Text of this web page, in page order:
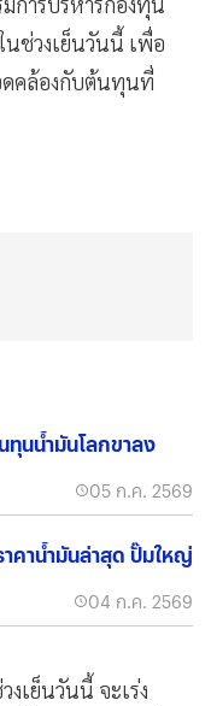
ช่วงเย็นวันนี้ เพื่อ
ดคล้องกับต้นทุนที่
นน้ำมันโลกขาลง
05 ก.ค. 2569
คาน้ำมันล่าสุด ปั๊มใหญ่
04 ก.ค. 2569
เย็นวันนี้ จะเร่ง